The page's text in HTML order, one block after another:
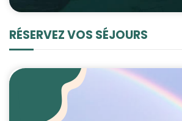
RÉSERVEZ VOS SÉJOURS